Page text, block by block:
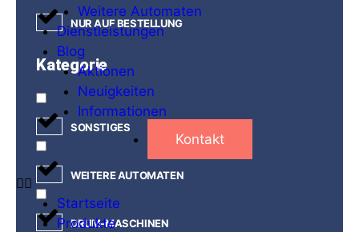
Weitere Automaten
Dienstleistungen
Blog
Aktionen
Neuigkeiten
Informationen
Kontakt
Startseite
Produkte
NUR AUF BESTELLUNG
Kategorie
SONSTIGES
WEITERE AUTOMATEN
DRUM-MASCHINEN